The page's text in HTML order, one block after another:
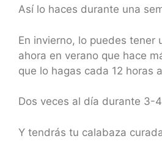
Así lo haces durante una
En invierno, lo puedes tener
ahora en verano que hace
que lo hagas cada 12 horas
Dos veces al día durante 3-
Y tendrás tu calabaza